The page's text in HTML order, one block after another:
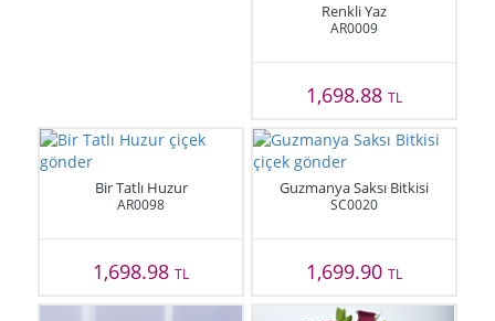
Renkli Yaz
AR0009
1,698.88 TL
Bir Tatlı Huzur
AR0098
1,698.98TL
Guzmanya Saksı Bitkisi
SC0020
1,699.90 TL